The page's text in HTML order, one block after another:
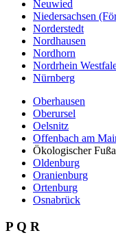
Neuwied
Niedersachsen
Norderstedt
Nordhausen
Nordhorn
Nordrhein
Nürnberg
Oberhausen
Oberursel
Oelsnitz
Offenbach am
Ökologischer
Oldenburg
Oranienburg
Ortenburg
Osnabrück
P Q R